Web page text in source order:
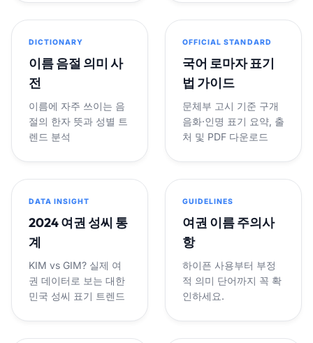
DICTIONARY
이름 음절 의미 사
전
이름에 자주 쓰이는 음
절의 한자 뜻과 성별 트
렌드 분석
OFFICIAL STANDARD
국어 로마자 표기
법 가이드
문체부 고시 기준 구개
음화·인명 표기 요약, 출
처 및 PDF 다운로드
DATA INSIGHT
2024 여권 성씨 통
계
KIM vs GIM? 실제 여
권 데이터로 보는 대한
민국 성씨 표기 트렌드
GUIDELINES
여권 이름 주의사
항
하이픈 사용부터 부정
적 의미 단어까지 꼭 확
인하세요.